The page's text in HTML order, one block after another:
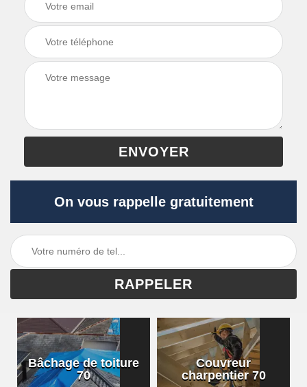
On vous rappelle gratuitement
Bâchage de toiture
70
Couvreur
charpentier 70